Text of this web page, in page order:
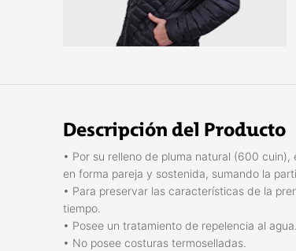
Descripción del Producto
• Por su relleno de pluma natural (600
en forma pareja y sostenida, sumando la
• Para preservar las características de la
tiempo.
• Posee un tratamiento de repelencia al agua.
• No posee costuras termoselladas.